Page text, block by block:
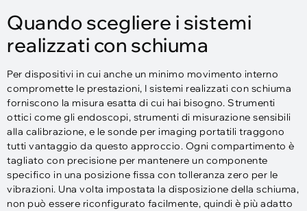
Quando scegliere i sistemi
realizzati con schiuma
Per dispositivi in ​​cui anche un minimo movimento interno
compromette le prestazioni, I sistemi realizzati con schiuma
forniscono la misura esatta di cui hai bisogno. Strumenti
ottici come gli endoscopi, strumenti di misurazione sensibili
alla calibrazione, e le sonde per imaging portatili traggono
tutti vantaggio da questo approccio. Ogni compartimento è
tagliato con precisione per mantenere un componente
specifico in una posizione fissa con tolleranza zero per le
vibrazioni. Una volta impostata la disposizione della schiuma,
non può essere riconfigurato facilmente, quindi è più adatto